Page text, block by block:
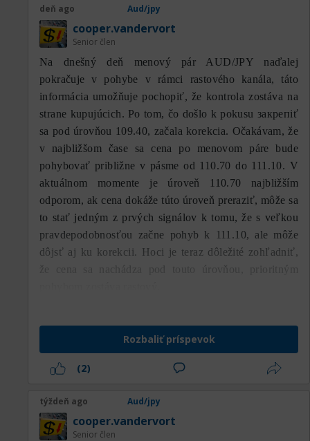
deň ago Aud/jpy
cooper.vandervort
Senior člen
Na dnešný deň menový pár AUD/JPY naďalej
pokračuje v pohybe v rámci rastového kanála, táto
informácia umožňuje pochopiť, že kontrola zostáva na
strane kupujúcich. Po tom, čo došlo k pokusu закрепiť
sa pod úrovňou 109.40, začala korekcia. Očakávam, že
v najbližšom čase sa cena po menovom páre bude
pohybovať približne v pásme od 110.70 do 111.10. V
aktuálnom momente je úroveň 110.70 najbližším
odporom, ak cena dokáže túto úroveň preraziť, môže sa
to stať jedným z prvých signálov k tomu, že s veľkou
pravdepodobnosťou začne pohyb k 111.10, ale môže
dôjsť aj ku korekcii. Hoci je teraz dôležité zohľadniť,
že cena sa nachádza pod touto úrovňou, prioritným
Rozbaliť príspevok
(2)
týždeň ago Aud/jpy
cooper.vandervort
Senior člen